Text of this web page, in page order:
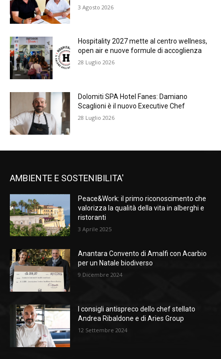
3 Agosto 2026
Hospitality 2027 mette al centro wellness,
open air e nuove formule di accoglienza
28 Luglio 2026
Dolomiti SPA Hotel Fanes: Damiano
Scaglioni è il nuovo Executive Chef
28 Luglio 2026
AMBIENTE E SOSTENIBILITA'
Peace&Work: il primo riconoscimento che
valorizza la qualità della vita in alberghi e
ristoranti
3 Aprile 2025
Anantara Convento di Amalfi con Acarbio
per un Natale biodiverso
9 Dicembre 2024
I consigli antispreco dello chef stellato
Andrea Ribaldone e di Aries Group
12 Settembre 2024